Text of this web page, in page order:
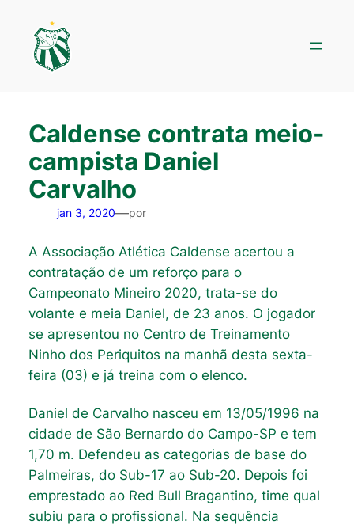
conteúdo
Caldense contrata meio-
campista Daniel
Carvalho
jan 3, 2020—por
A Associação Atlética Caldense acertou a
contratação de um reforço para o
Campeonato Mineiro 2020, trata-se do
volante e meia Daniel, de 23 anos. O jogador
se apresentou no Centro de Treinamento
Ninho dos Periquitos na manhã desta sexta-
feira (03) e já treina com o elenco.
Daniel de Carvalho nasceu em 13/05/1996 na
cidade de São Bernardo do Campo-SP e tem
1,70 m. Defendeu as categorias de base do
Palmeiras, do Sub-17 ao Sub-20. Depois foi
emprestado ao Red Bull Bragantino, time qual
subiu para o profissional. Na sequência